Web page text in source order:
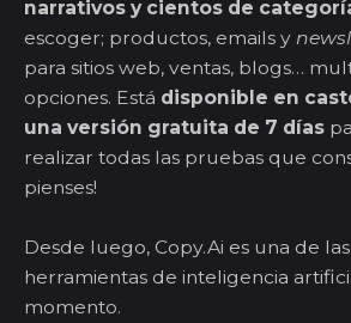
narrativos y cientos de
escoger; productos, emails y
para sitios web, ventas, blogs…
opciones. Está disponible en
una versión gratuita de 7 días
realizar todas las pruebas que
pienses!
Desde luego, Copy.Ai es una de
herramientas de inteligencia
momento.